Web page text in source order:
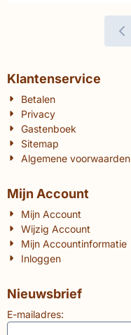
Klantenservice
Betalen
Privacy
Gastenboek
Sitemap
Algemene voorwaarden
Mijn Account
Mijn Account
Wijzig Account
Mijn Accountinformatie
Inloggen
Nieuwsbrief
E-mailadres: